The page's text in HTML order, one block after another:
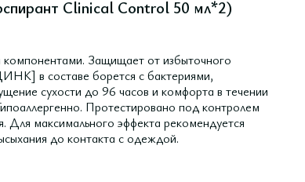
Clinical Control 50 мл*2)
Защищает от избыточного
в составе борется с бактериями,
сухости до 96 часов и комфорта в течении
Протестировано под контролем
максимального эффекта рекомендуется
до контакта с одеждой.